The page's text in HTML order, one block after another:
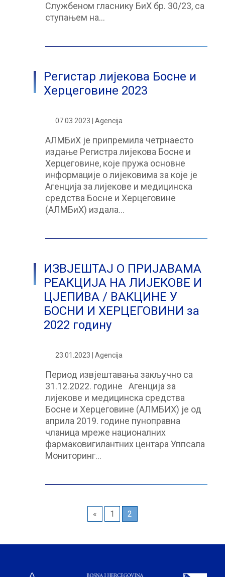
Службеном гласнику БиХ бр. 30/23, са
ступањем на…
Регистар лијекова Босне и
Херцеговине 2023
07.03.2023 | Agencija
АЛМБиХ је припремила четрнаесто
издање Регистра лијекова Босне и
Херцеговине, које пружа основне
информације о лијековима за које је
Агенција за лијекове и медицинска
средства Босне и Херцеговине
(АЛМБиХ) издала…
ИЗВЈЕШТАЈ О ПРИЈАВАМА
РЕАКЦИЈА НА ЛИЈЕКОВЕ И
ЦЈЕПИВА / ВАКЦИНЕ У
БОСНИ И ХЕРЦЕГОВИНИ за
2022 годину
23.01.2023 | Agencija
Период извјештавања закључно са
31.12.2022. године Агенција за
лијекове и медицинска средства
Босне и Херцеговине (АЛМБИХ) је од
априла 2019. године пуноправна
чланица мреже националних
фармаковигилантних центара Уппсала
Мониторинг…
« 1 2